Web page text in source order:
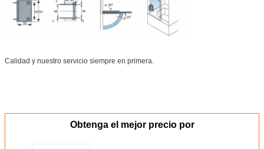
Calidad y nuestro servicio siempre en primera.
Obtenga el mejor precio por